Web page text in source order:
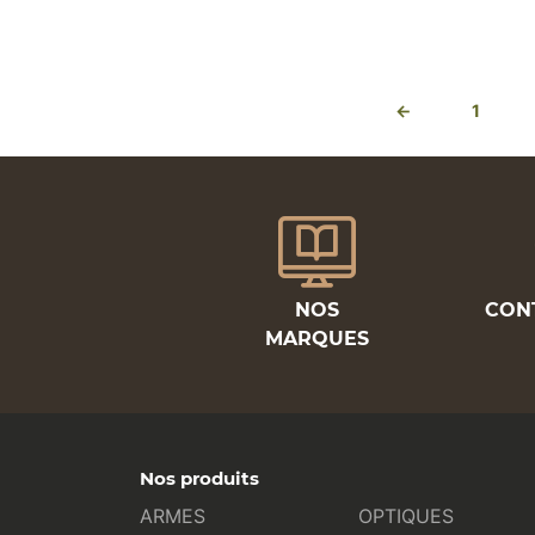
← 1
NOS
MARQUES
Nos produits
ARMES OPTIQUES